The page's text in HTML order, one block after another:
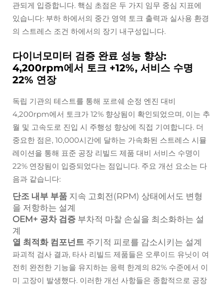
관되게 입증합니다. 핵심 초점은 두 가지 임무 중심 지표에
있습니다: 부하 하에서의 중간 영역 토크 출력과 실사용 환경
의 스트레스 조건 하에서의 장기 내구성입니다.
다이너모미터 검증 완료 성능 향상:
4,200rpm에서 토크 +12%, 서비스 수명
22% 연장
독립 기관의 테스트를 통해 포르쉐 순정 엔진 대비
4,200rpm에서 토크가 12% 향상됨이 확인되었으며, 이는 추
월 및 고속도로 진입 시 주행성 향상에 직접 기여합니다. 더
중요한 점은, 10,000시간에 달하는 가속화된 스트레스 시뮬
레이션을 통해 표준 공장 리빌드 제품 대비 서비스 수명이
22% 연장됨이 입증되었다는 점입니다. 주요 개선 요소는 다
음과 같습니다:
단조 내부 부품 지속 고회전(RPM) 상태에서도 변형
을 저항하는 설계
OEM+ 공차 검증 부차적 마찰 손실을 최소화하는 설
계
열 최적화 컴포넌트 주기적 피로를 감소시키는 설계
파괴적 검사 결과, 타사 리빌드 제품들은 오루이드 유닛이 여
전히 완전한 기능을 유지하는 응력 한계의 82% 수준에서 이
미 고장이 발생했다. 이러한 개선 사항들은 종합적으로 공장